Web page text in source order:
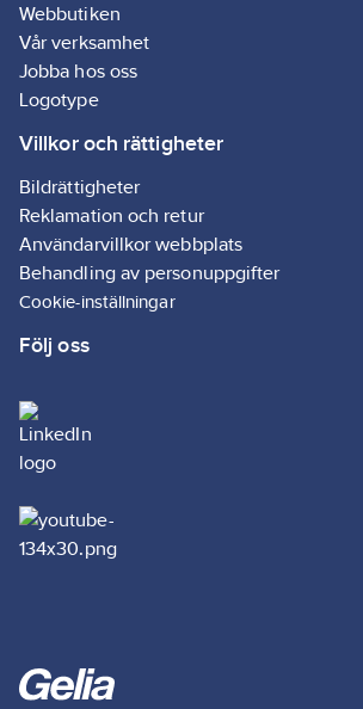
Webbutiken
Vår verksamhet
Jobba hos oss
Logotype
Villkor och rättigheter
Bildrättigheter
Reklamation och retur
Användarvillkor webbplats
Behandling av personuppgifter
Cookie-inställningar
Följ oss